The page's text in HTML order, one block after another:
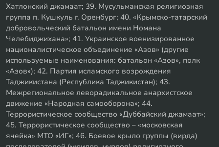
Хатлонский джамаат; 39. Мусульманская религиозная
группа п. Кушкуль г. Оренбург; 40. «Крымско-татарский
добровольческий батальон имени Номана
Челебиджихана»; 41. Украинское военизированное
националистическое объединение «Азов» (другие
используемые наименования: батальон «Азов», полк
«Азов»); 42. Партия исламского возрождения
Таджикистана (Республика Таджикистан); 43.
Межрегиональное леворадикальное анархистское
движение «Народная самооборона»; 44.
Террористическое сообщество «Дуббайский джамаат»;
45. Террористическое сообщество – «московская
ячейка» МТО «ИГ»; 46. Боевое крыло группы (вирда)